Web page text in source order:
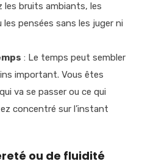
les bruits ambiants, les
pensées sans les juger ni
: Le temps peut sembler
important. Vous êtes
va se passer ou ce qui
concentré sur l’instant
ou de fluidité